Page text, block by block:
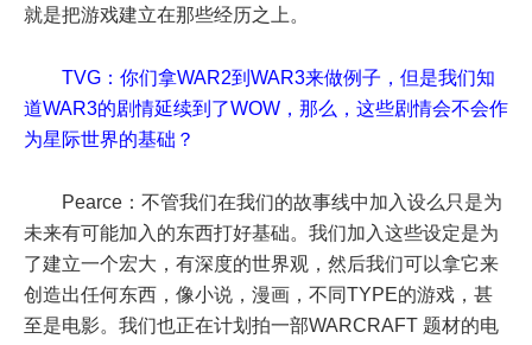
就是把游戏建立在那些经历之上。
TVG：你们拿WAR2到WAR3来做例子，但是我们知
道WAR3的剧情延续到了WOW，那么，这些剧情会不会作
为星际世界的基础？
Pearce：不管我们在我们的故事线中加入设么只是为
未来有可能加入的东西打好基础。我们加入这些设定是为
了建立一个宏大，有深度的世界观，然后我们可以拿它来
创造出任何东西，像小说，漫画，不同TYPE的游戏，甚
至是电影。我们也正在计划拍一部WARCRAFT 题材的电